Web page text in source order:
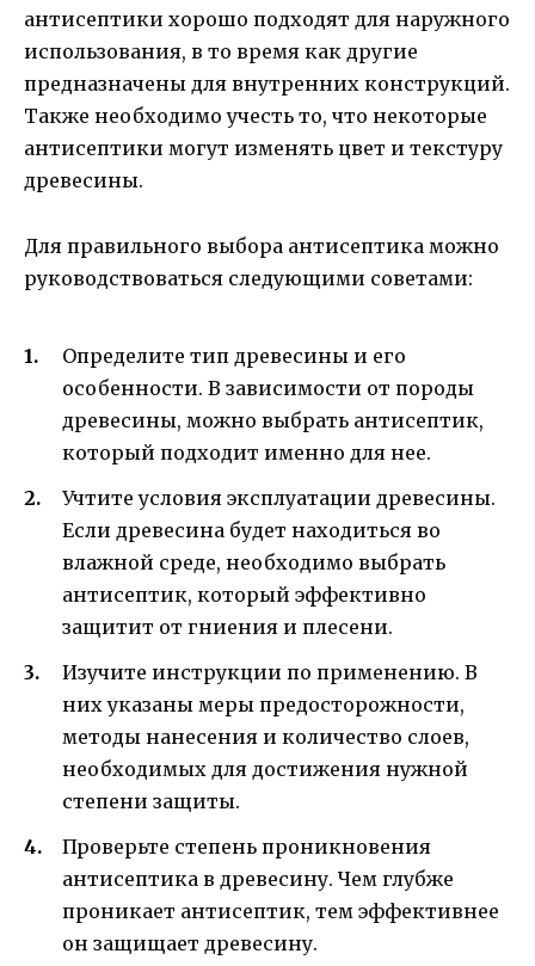
антисептики хорошо подходят для наружного
использования, в то время как другие
предназначены для внутренних конструкций.
Также необходимо учесть то, что некоторые
антисептики могут изменять цвет и текстуру
древесины.
Для правильного выбора антисептика можно
руководствоваться следующими советами:
Определите тип древесины и его
особенности. В зависимости от породы
древесины, можно выбрать антисептик,
который подходит именно для нее.
Учтите условия эксплуатации древесины.
Если древесина будет находиться во
влажной среде, необходимо выбрать
антисептик, который эффективно
защитит от гниения и плесени.
Изучите инструкции по применению. В
них указаны меры предосторожности,
методы нанесения и количество слоев,
необходимых для достижения нужной
степени защиты.
Проверьте степень проникновения
антисептика в древесину. Чем глубже
проникает антисептик, тем эффективнее
он защищает древесину.